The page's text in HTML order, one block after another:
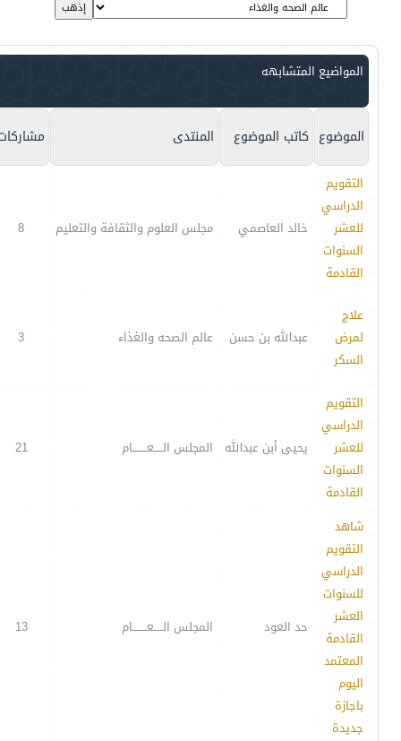
المواضيع المتشابهه
الموضوع كاتب الموضوع المنتدى
التقويم
الدراسي
للعشر
السنوات
القادمة
خالد العاصمي مجلس العلوم والثقافة والتعليم 8
علاج
لمرض
السكر
عبدالله بن حسن عالم الصحه والغذاء 3
التقويم
الدراسي
للعشر
السنوات
القادمة
يحيى أبن عبدالله المجلس الـــــعــــــــام 21
شاهد
التقويم
الدراسي
للسنوات
العشر
القادمة
المعتمد
اليوم
باجازة
جديدة
حد العود المجلس الـــــعــــــــام 13